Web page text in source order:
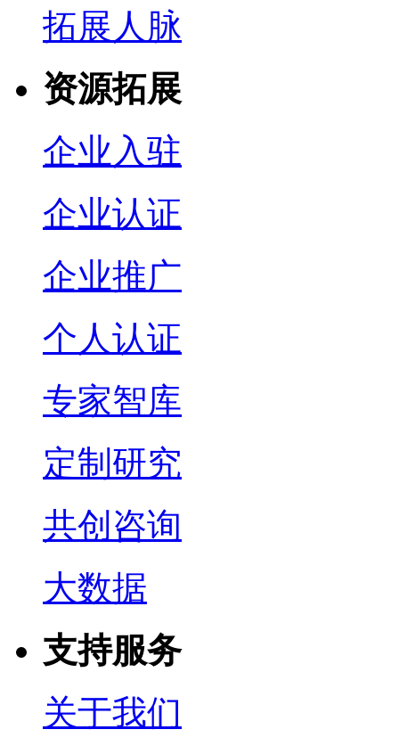
拓展人脉
资源拓展
企业入驻
企业认证
企业推广
个人认证
专家智库
定制研究
共创咨询
大数据
支持服务
关于我们